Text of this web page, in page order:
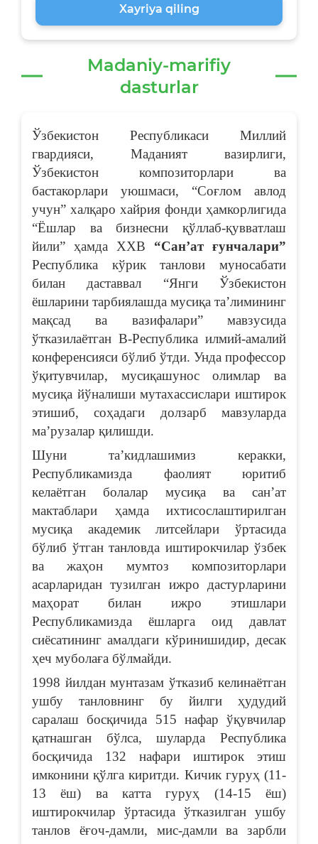
Xayriya qiling
Madaniy-marifiy
dasturlar
Ўзбекистон Республикаси Миллий
гвардияси, Маданият вазирлиги,
Ўзбекистон композиторлари ва
бастакорлари уюшмаси, “Соғлом авлод
учун” халқаро хайрия фонди ҳамкорлигида
“Ёшлар ва бизнесни қўллаб-қувватлаш
йили” ҳамда ХХВ “Санʼат ғунчалари”
Республика кўрик танлови муносабати
билан даставвал “Янги Ўзбекистон
ёшларини тарбиялашда мусиқа таʼлимининг
мақсад ва вазифалари” мавзусида
ўтказилаётган В-Республика илмий-амалий
конференсияси бўлиб ўтди. Унда профессор
ўқитувчилар, мусиқашунос олимлар ва
мусиқа йўналиши мутахассислари иштирок
этишиб, соҳадаги долзарб мавзуларда
маʼрузалар қилишди.
Шуни таʼкидлашимиз керакки,
Республикамизда фаолият юритиб
келаётган болалар мусиқа ва санʼат
мактаблари ҳамда ихтисослаштирилган
мусиқа академик литсейлари ўртасида
бўлиб ўтган танловда иштирокчилар ўзбек
ва жаҳон мумтоз композиторлари
асарларидан тузилган ижро дастурларини
маҳорат билан ижро этишлари
Республикамизда ёшларга оид давлат
сиёсатининг амалдаги кўринишидир, десак
ҳеч муболаға бўлмайди.
1998 йилдан мунтазам ўтказиб келинаётган
ушбу танловнинг бу йилги ҳудудий
саралаш босқичида 515 нафар ўқувчилар
қатнашган бўлса, шуларда Республика
босқичида 132 нафари иштирок этиш
имконини қўлга киритди. Кичик гуруҳ (11-
13 ёш) ва катта гуруҳ (14-15 ёш)
иштирокчилар ўртасида ўтказилган ушбу
танлов ёғоч-дамли, мис-дамли ва зарбли